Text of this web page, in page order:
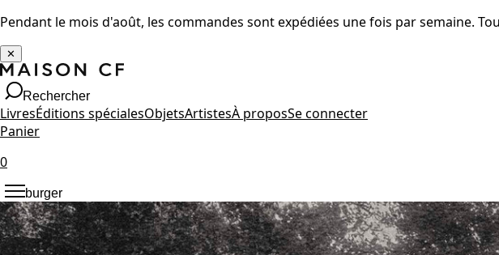
Pendant le mois d'août, les commandes sont expédiées une fois par semaine.
✕
Rechercher
LivresÉditions spécialesObjetsArtistesÀ proposSe connecter
Panier
0
burger